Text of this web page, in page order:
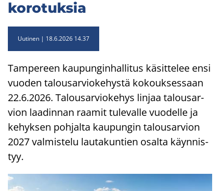
ko­ro­tuk­sia
Uutinen 18.6.2026 14.37
Tam­pe­reen kau­pun­gin­hal­li­tus kä­sit­te­lee ensi
vuo­den ta­lous­ar­vio­ke­hys­tä ko­kouk­ses­saan
22.6.2026. Ta­lous­ar­vio­ke­hys lin­jaa ta­lous­ar­
vion laa­din­nan raa­mit tu­le­val­le vuo­del­le ja
ke­hyk­sen poh­jal­ta kau­pun­gin ta­lous­ar­vion
2027 val­mis­te­lu lau­ta­kun­tien osal­ta käyn­nis­
tyy.